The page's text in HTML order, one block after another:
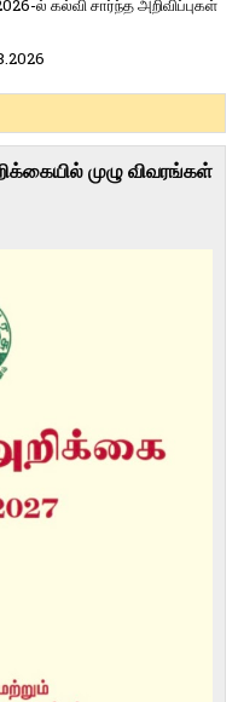
ல் கல்வி சார்ந்த அறிவிப்புகள்
முழு விவரங்கள்